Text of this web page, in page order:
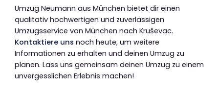
Umzug Neumann aus München bietet dir einen
qualitativ hochwertigen und zuverlässigen
Umzugsservice von München nach Kruševac.
Kontaktiere uns noch heute, um weitere
Informationen zu erhalten und deinen Umzug zu
planen. Lass uns gemeinsam deinen Umzug zu einem
unvergesslichen Erlebnis machen!